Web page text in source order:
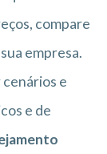
compare
empresa.
e
e de